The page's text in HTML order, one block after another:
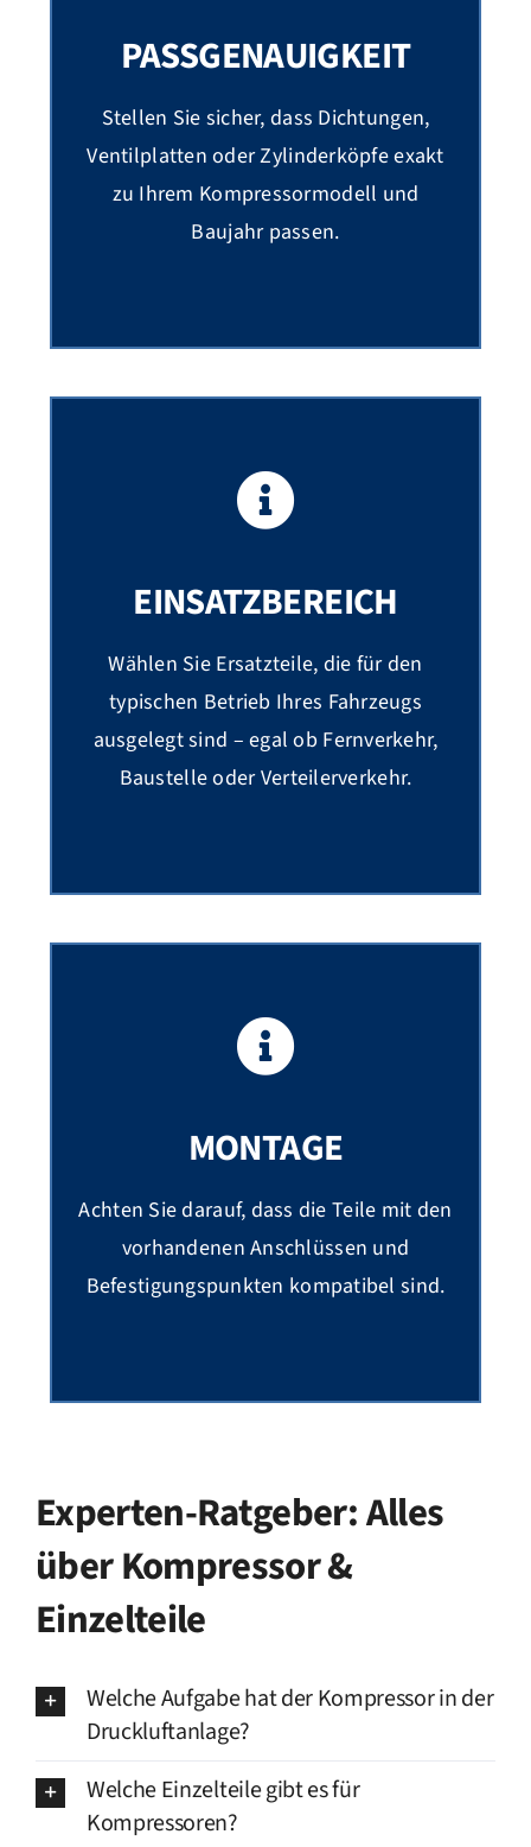
PASSGENAUIGKEIT
Stellen Sie sicher, dass Dichtungen,
Ventilplatten oder Zylinderköpfe exakt
zu Ihrem Kompressormodell und
Baujahr passen.
EINSATZBEREICH
Wählen Sie Ersatzteile, die für den
typischen Betrieb Ihres Fahrzeugs
ausgelegt sind – egal ob Fernverkehr,
Baustelle oder Verteilerverkehr.
MONTAGE
Achten Sie darauf, dass die Teile mit den
vorhandenen Anschlüssen und
Befestigungspunkten kompatibel sind.
Experten-Ratgeber: Alles
über Kompressor &
Einzelteile
Welche Aufgabe hat der Kompressor in der
Druckluftanlage?
Welche Einzelteile gibt es für
Kompressoren?